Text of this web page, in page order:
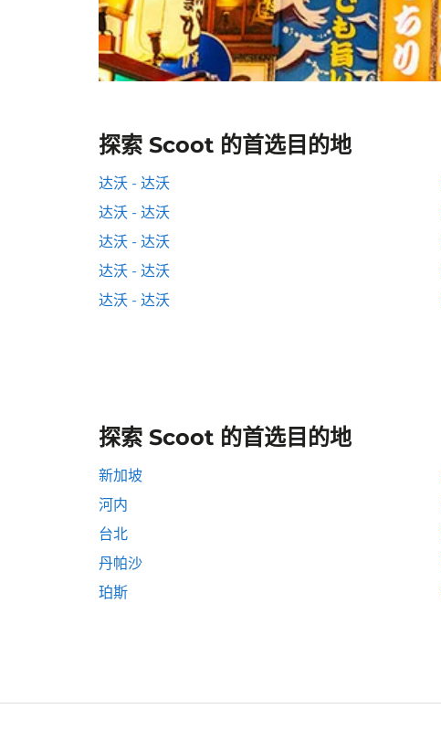
探索 Scoot 的首选目的地
达沃 - 达沃
达沃 - 达沃
达沃 - 达沃
达沃 - 达沃
达沃 - 达沃
探索 Scoot 的首选目的地
新加坡
河内
台北
丹帕沙
珀斯